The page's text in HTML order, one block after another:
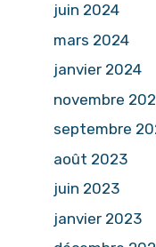
juin 2024
mars 2024
janvier 2024
novembre
septembre
août 2023
juin 2023
janvier 2023